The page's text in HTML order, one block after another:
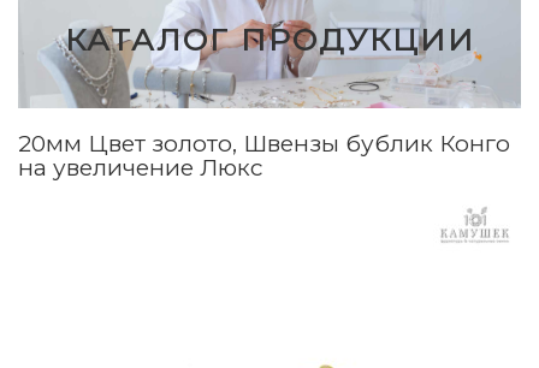
КАТАЛОГ ПРОДУКЦИИ
20мм Цвет золото, Швензы бублик Конго
на увеличение Люкс